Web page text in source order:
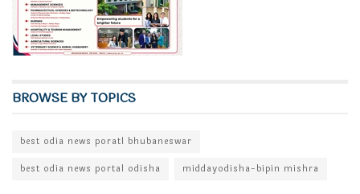
BROWSE BY TOPICS
best odia news poratl bhubaneswar
best odia news portal odisha
middayodisha-bipin mishra